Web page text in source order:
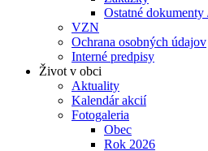
Ostatné
VZN
Ochrana osobných údajov
Interné predpisy
Život v obci
Aktuality
Kalendár akcií
Fotogaleria
Obec
Rok 2026